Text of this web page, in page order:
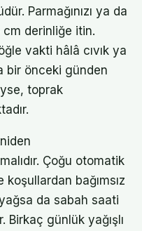
Parmağınızı ya da
derinliğe itin.
vakti hâlâ cıvık ya
bir önceki günden
toprak
Çoğu otomatik
bağımsız
da sabah saati
günlük yağışlı